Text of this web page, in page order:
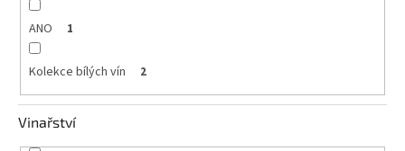
ANO 1
Kolekce bílých vín 2
Vinařství